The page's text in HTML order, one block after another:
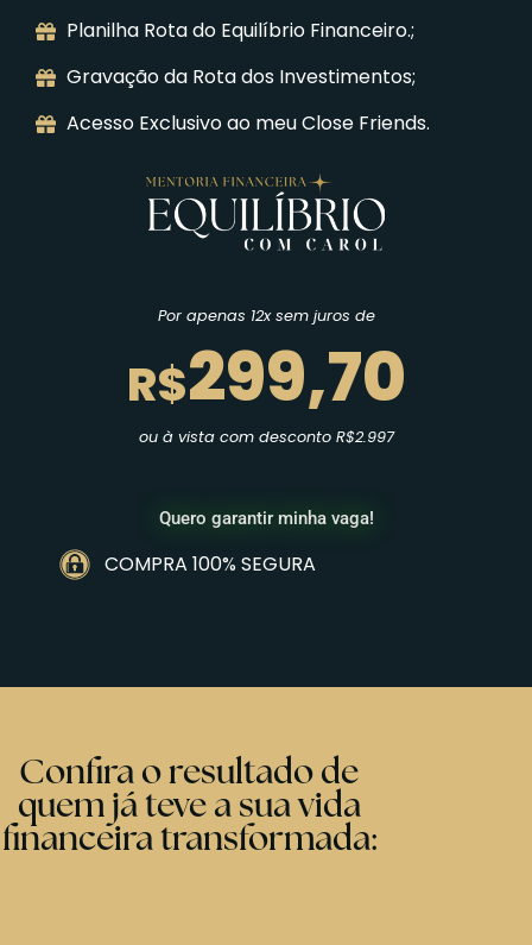
Por apenas 12x sem juros de
R$299,70
ou à vista com desconto R$2.997
Quero garantir minha vaga!
COMPRA 100% SEGURA
Planilha Rota do Equilíbrio Financeiro.;
Gravação da Rota dos Investimentos;
Acesso Exclusivo ao meu Close Friends.
Confira o resultado de
quem já teve a sua vida
financeira transformada: